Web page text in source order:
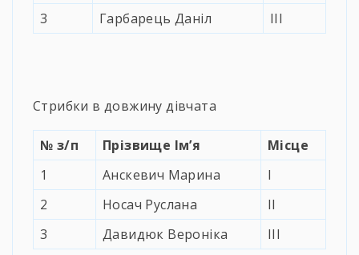
3
Гарбарець Даніл ІІІ
Стрибки в довжину дівчата
№ з/п Прізвище Ім’я
Місце
1
Анскевич Марина
І
2
Носач Руслана
ІІ
3
Давидюк Вероніка ІІІ